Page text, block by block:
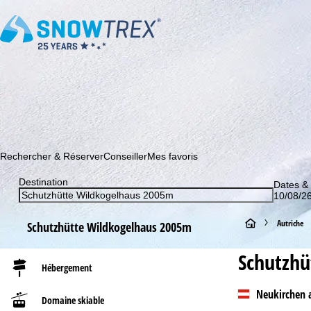
Abonnez-vous à notre newsletter et soyez le premier à
Rechercher & RéserverConseillerMes favoris
Destination
Dates
10/08/
Schutzhütte Wildkogelhaus 2005m
Hébergement
Domaine skiable
P
a
Autriche
Neukirchen